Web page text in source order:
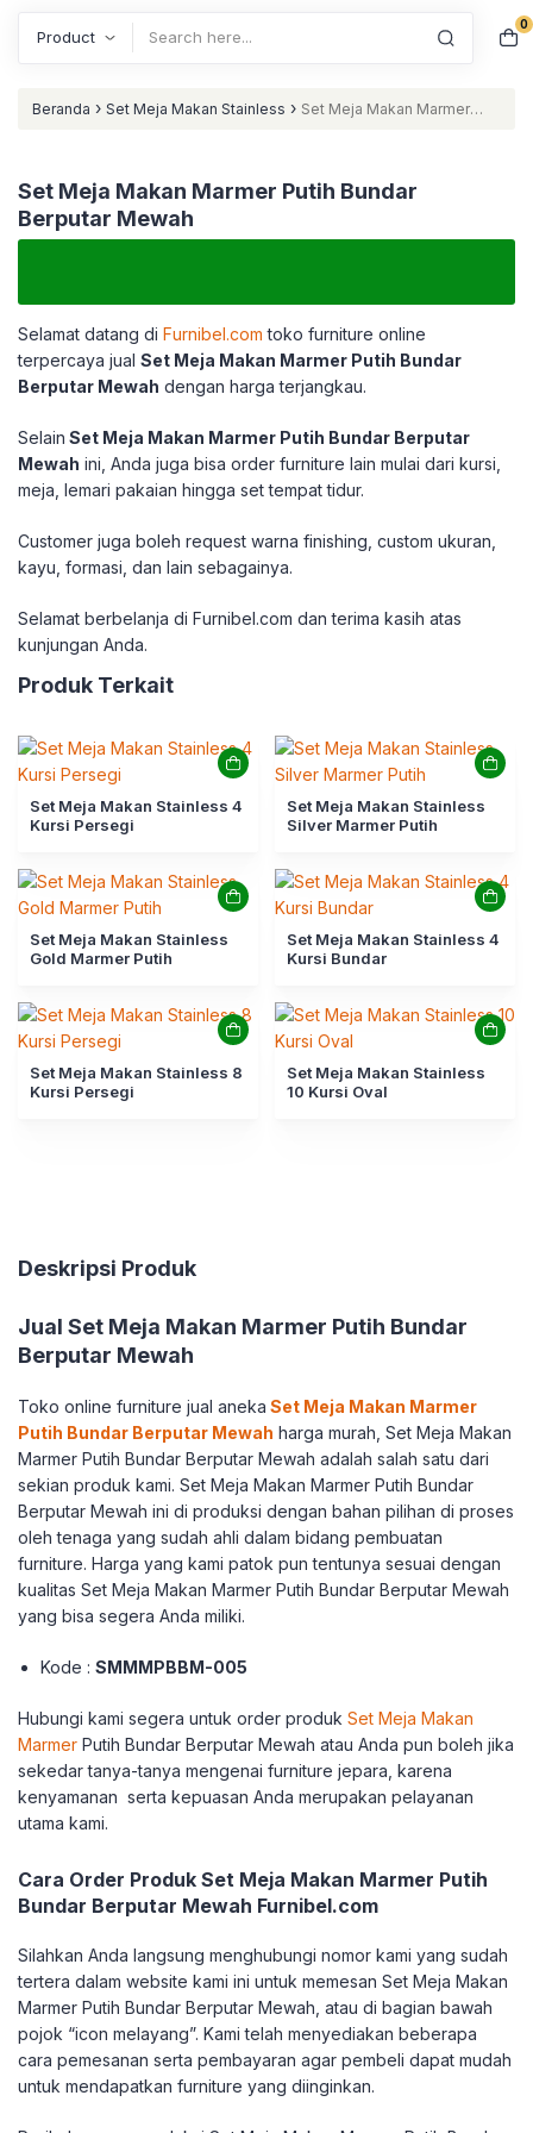
0
Beranda › Set Meja Makan Stainless › Set Meja Makan Marmer
Set Meja Makan Marmer Putih Bundar
Berputar Mewah
Selamat datang di Furnibel.com toko furniture online
terpercaya jual Set Meja Makan Marmer Putih Bundar
Berputar Mewah dengan harga terjangkau.
Selain Set Meja Makan Marmer Putih Bundar Berputar
Mewah ini, Anda juga bisa order furniture lain mulai dari kursi,
meja, lemari pakaian hingga set tempat tidur.
Customer juga boleh request warna finishing, custom ukuran,
kayu, formasi, dan lain sebagainya.
Selamat berbelanja di Furnibel.com dan terima kasih atas
kunjungan Anda.
Produk Terkait
Set Meja Makan Stainless 4
Kursi Persegi
Set Meja Makan Stainless
Silver Marmer Putih
Set Meja Makan Stainless
Gold Marmer Putih
Set Meja Makan Stainless 4
Kursi Bundar
Set Meja Makan Stainless 8
Kursi Persegi
Set Meja Makan Stainless
10 Kursi Oval
Deskripsi Produk
Jual Set Meja Makan Marmer Putih Bundar
Berputar Mewah
Toko online furniture jual aneka Set Meja Makan Marmer
Putih Bundar Berputar Mewah harga murah, Set Meja Makan
Marmer Putih Bundar Berputar Mewah adalah salah satu dari
sekian produk kami. Set Meja Makan Marmer Putih Bundar
Berputar Mewah ini di produksi dengan bahan pilihan di proses
oleh tenaga yang sudah ahli dalam bidang pembuatan
furniture. Harga yang kami patok pun tentunya sesuai dengan
kualitas Set Meja Makan Marmer Putih Bundar Berputar Mewah
yang bisa segera Anda miliki.
Kode :SMMMPBBM-005
Hubungi kami segera untuk order produk Set Meja Makan
Marmer Putih Bundar Berputar Mewah atau Anda pun boleh jika
sekedar tanya-tanya mengenai furniture jepara, karena
kenyamanan serta kepuasan Anda merupakan pelayanan
utama kami.
Cara Order Produk Set Meja Makan Marmer Putih
Bundar Berputar Mewah Furnibel.com
Silahkan Anda langsung menghubungi nomor kami yang sudah
tertera dalam website kami ini untuk memesan Set Meja Makan
Marmer Putih Bundar Berputar Mewah, atau di bagian bawah
pojok “icon melayang”. Kami telah menyediakan beberapa
cara pemesanan serta pembayaran agar pembeli dapat mudah
untuk mendapatkan furniture yang diinginkan.